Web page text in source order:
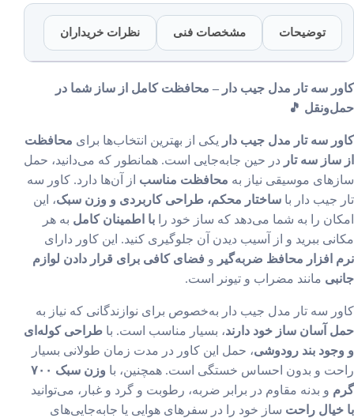
توضیحات مشخصات فنی نظرات خریداران
سه تار مدل جیب دار – محافظت کامل از ساز شما در
🎵
سه تار مدل جیب داریکی از بهترین انتخاب‌ها برای محافظت
سه تار در حین جابه‌جایی است. همانطور که می‌دانید، حمل
موسیقی نیاز به محافظت مناسباز آن‌ها دارد. کاور سه
جیب دار با ساختار محکم، طراحی کاربردی و وزن سبک، این
را به شما می‌دهد که ساز خود را با اطمینان کاملبه هر
ببرید و از آسیب دیدن آن جلوگیری کنید. این کاور دارای
افزار محافظ ضربه‌گیرو فضای کافی برای قرار دادن لوازم
مانند مضراب و تیونر است.
سه تار مدل جیب دار به‌خصوص برای نوازندگانی که نیاز به
آسان ساز خود دارند، بسیار مناسب است. با طراحی کوله‌ای
بند رودوشی، حمل این کاور در مدت زمان طولانی بسیار
و بدون احساس خستگی است. همچنین، با
وزن سبک ۷۰۰
و بدنه مقاوم در برابر ضربه، رطوبت و گرد و غبار، می‌توانید
راحتساز خود را در سفرهای هوایی یا جابه‌جایی‌های